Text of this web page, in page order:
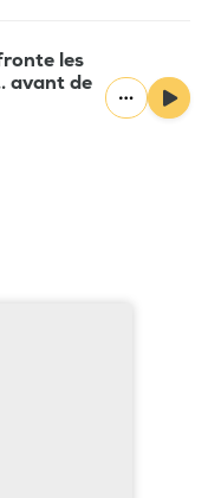
les
avant de